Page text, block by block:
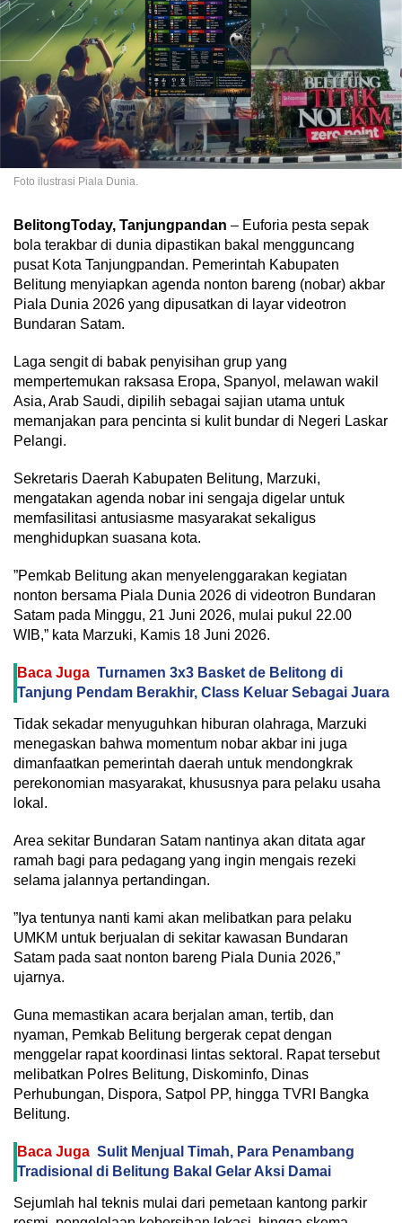
Foto ilustrasi Piala Dunia.
BelitongToday, Tanjungpandan – Euforia pesta sepak
bola terakbar di dunia dipastikan bakal mengguncang
pusat Kota Tanjungpandan. Pemerintah Kabupaten
Belitung menyiapkan agenda nonton bareng (nobar) akbar
Piala Dunia 2026 yang dipusatkan di layar videotron
Bundaran Satam.
‎Laga sengit di babak penyisihan grup yang
mempertemukan raksasa Eropa, Spanyol, melawan wakil
Asia, Arab Saudi, dipilih sebagai sajian utama untuk
memanjakan para pencinta si kulit bundar di Negeri Laskar
Pelangi.
‎Sekretaris Daerah Kabupaten Belitung, Marzuki,
mengatakan agenda nobar ini sengaja digelar untuk
memfasilitasi antusiasme masyarakat sekaligus
menghidupkan suasana kota.
‎”Pemkab Belitung akan menyelenggarakan kegiatan
nonton bersama Piala Dunia 2026 di videotron Bundaran
Satam pada Minggu, 21 Juni 2026, mulai pukul 22.00
WIB,” kata Marzuki, Kamis 18 Juni 2026.
Baca Juga Turnamen 3x3 Basket de Belitong di
Tanjung Pendam Berakhir, Class Keluar Sebagai Juara
‎Tidak sekadar menyuguhkan hiburan olahraga, Marzuki
menegaskan bahwa momentum nobar akbar ini juga
dimanfaatkan pemerintah daerah untuk mendongkrak
perekonomian masyarakat, khususnya para pelaku usaha
lokal.
‎Area sekitar Bundaran Satam nantinya akan ditata agar
ramah bagi para pedagang yang ingin mengais rezeki
selama jalannya pertandingan.
‎”Iya tentunya nanti kami akan melibatkan para pelaku
UMKM untuk berjualan di sekitar kawasan Bundaran
Satam pada saat nonton bareng Piala Dunia 2026,”
ujarnya.
Guna memastikan acara berjalan aman, tertib, dan
nyaman, Pemkab Belitung bergerak cepat dengan
menggelar rapat koordinasi lintas sektoral. Rapat tersebut
melibatkan Polres Belitung, Diskominfo, Dinas
Perhubungan, Dispora, Satpol PP, hingga TVRI Bangka
Belitung.
Baca Juga Sulit Menjual Timah, Para Penambang
Tradisional di Belitung Bakal Gelar Aksi Damai
‎Sejumlah hal teknis mulai dari pemetaan kantong parkir